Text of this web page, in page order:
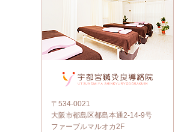
〒534-0021
大阪市都島区都島本通2-14-9号
ファーブルマルオカ2F